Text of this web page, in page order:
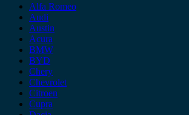
Alfa Romeo
Audi
Austin
Acura
BMW
BYD
Chery
Chevrolet
Citroen
Cupra